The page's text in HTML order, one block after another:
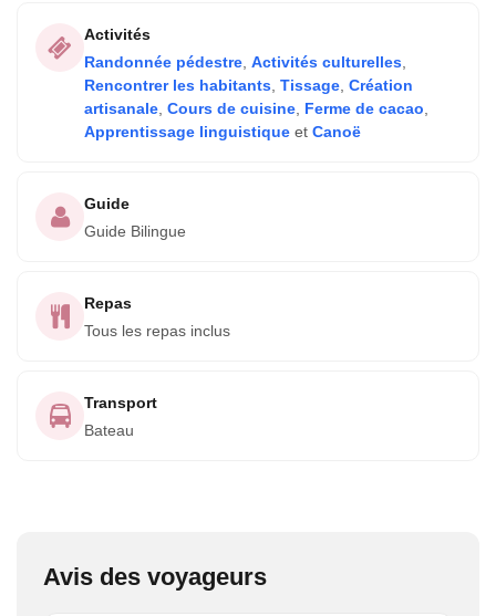
Activités
Randonnée pédestre Activités culturelles
Rencontrer les habitants Tissage Création
artisanale Cours de cuisine Ferme de cacao
Apprentissage linguistique et Canoë
Guide
Guide Bilingue
Repas
Tous les repas inclus
Transport
Bateau
Avis des voyageurs